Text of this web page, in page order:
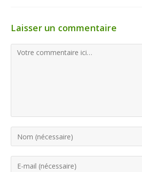
Laisser un commentaire